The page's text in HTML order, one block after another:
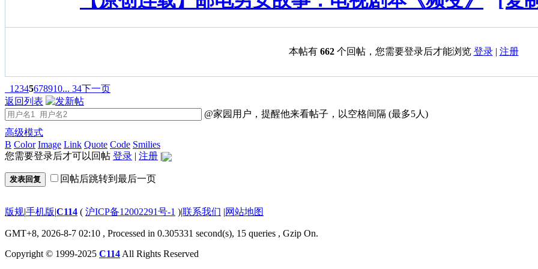
本帖有 662个回帖，您需要登录后才能浏览 登录| 注册
1 2345678910... 34下一页
返回列表
@家园用户，提醒他来看帖子，以空格间隔 (最多5人)
高级模式
B Color Image Link Quote Code Smilies
您需要登录后才可以回帖 登录 | 注册 |
发表回复 回帖后跳转到最后一页
版规|手机版|C114 ( 沪ICP备12002291号-1 )|联系我们 |网站地图
GMT+8, 2026-8-7 02:10 , Processed in 0.305331 second(s), 15 queries , Gzip On.
Copyright © 1999-2025 C114 All Rights Reserved